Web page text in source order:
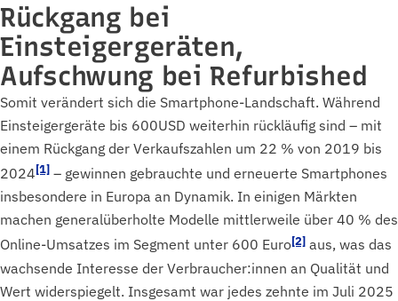
Rückgang bei
Einsteigergeräten,
Aufschwung bei Refurbished
Somit verändert sich die Smartphone-Landschaft. Während
Einsteigergeräte bis 600USD weiterhin rückläufig sind – mit
einem Rückgang der Verkaufszahlen um 22 % von 2019 bis
2024[1] – gewinnen gebrauchte und erneuerte Smartphones
insbesondere in Europa an Dynamik. In einigen Märkten
machen generalüberholte Modelle mittlerweile über 40 % des
Online-Umsatzes im Segment unter 600 Euro[2] aus, was das
wachsende Interesse der Verbraucher:innen an Qualität und
Wert widerspiegelt. Insgesamt war jedes zehnte im Juli 2025